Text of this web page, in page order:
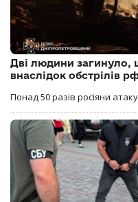
Дві людини загинуло,
внаслідок обстрілів
Понад 50 разів росіяни